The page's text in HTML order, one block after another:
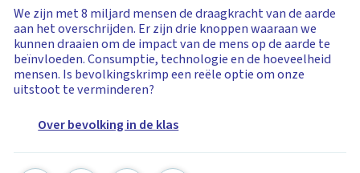
We zijn met 8 miljard mensen de draagkracht van de aarde
aan het overschrijden. Er zijn drie knoppen waaraan we
kunnen draaien om de impact van de mens op de aarde te
beïnvloeden. Consumptie, technologie en de hoeveelheid
mensen. Is bevolkingskrimp een reële optie om onze
uitstoot te verminderen?
Over bevolking in de klas